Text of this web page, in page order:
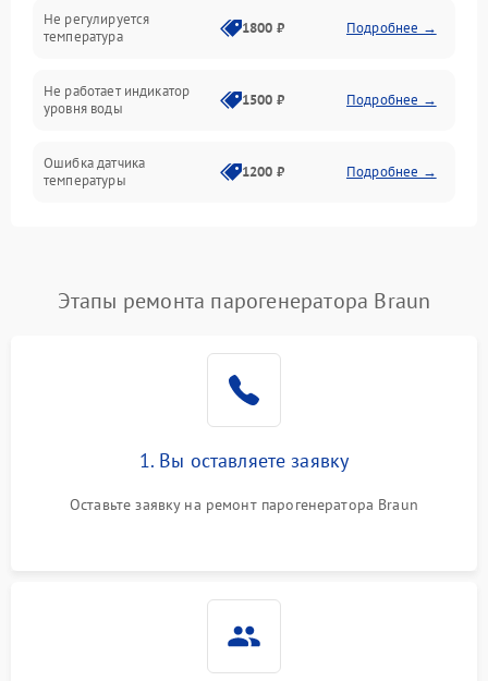
Не регулируется
температура
1800 ₽ Подробнее →
Не работает индикатор
уровня воды
1500 ₽ Подробнее →
Ошибка датчика
температуры
1200 ₽ Подробнее →
Ошибка платы управления Подробнее →
1200 ₽
Не подает пар 1800 ₽ Подробнее →
Этапы ремонта парогенератора Braun
1. Вы оставляете заявку
Оставьте заявку на ремонт парогенератора Braun